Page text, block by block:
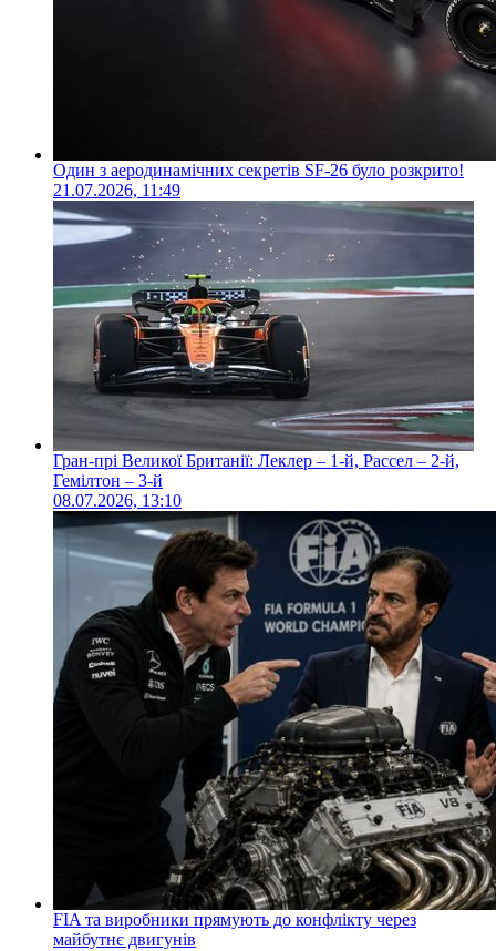
Один з аеродинамічних секретів SF-26 було розкрито!
21.07.2026, 11:49
Гран-прі Великої Британії: Леклер – 1-й, Рассел – 2-й,
Гемілтон – 3-й
08.07.2026, 13:10
FIA та виробники прямують до конфлікту через
майбутнє двигунів